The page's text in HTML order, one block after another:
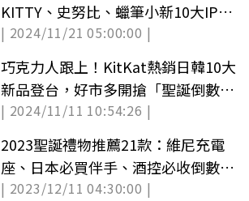
KITTY、史努比、蠟筆小新10大IP，
開賣時間、品項
| 2024/11/21 05:00:00 |
巧克力人跟上！KitKat熱銷日韓10大
新品登台，好市多開搶「聖誕倒數月
曆」
| 2024/11/11 10:54:26 |
2023聖誕禮物推薦21款：維尼充電
座、日本必買伴手、酒控必收倒數月
曆
| 2023/12/11 04:30:00 |